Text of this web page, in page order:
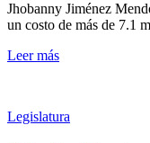
Jhobanny Jiménez
un costo de más de 7.1
Leer más
Legislatura